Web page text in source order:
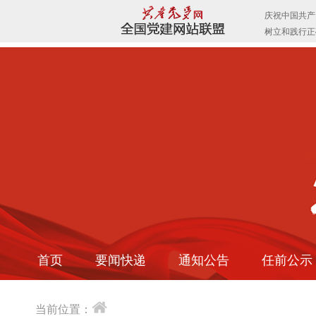
首页 要闻快递 通知公告 任前公示
当前位置：